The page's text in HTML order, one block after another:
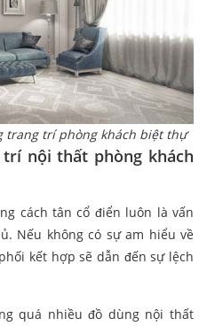
trang trí phòng khách biệt thự
nội thất phòng khách
cách tân cổ điển luôn là vấn
Nếu không có sự am hiểu về
kết hợp sẽ dẫn đến sự lệch
quá nhiều đồ dùng nội thất